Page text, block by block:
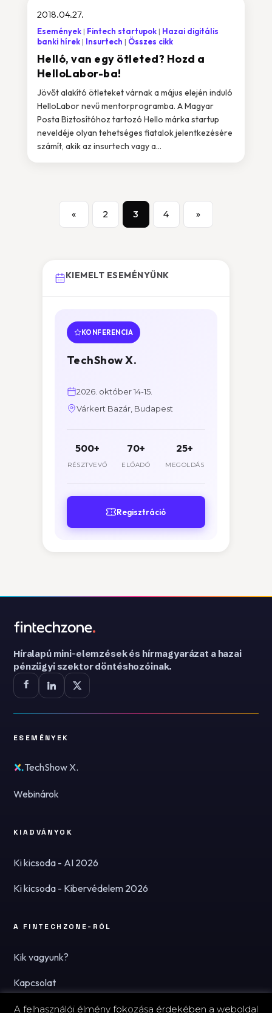
Helló, van egy ötleted? Hozd a
HelloLabor-ba!
2018.04.27.
Események Fintech startupok
Hazai digitális
banki hírek
Insurtech Összes cikk
Jövőt alakító ötleteket várnak a május elején induló
HelloLabor nevű mentorprogramba. A Magyar
Posta Biztosítóhoz tartozó Hello márka startup
neveldéje olyan tehetséges fiatalok jelentkezésére
számít, akik az insurtech vagy a...
« 2 3 4 »
KIEMELT ESEMÉNYÜNK
KONFERENCIA
TechShow X.
2026. október 14-15.
Várkert Bazár, Budapest
500+
RÉSZTVEVŐ
70+
ELŐADÓ
25+
MEGOLDÁS
Regisztráció
Híralapú mini-elemzések és hírmagyarázat a hazai
pénzügyi szektor döntéshozóinak.
ESEMÉNYEK
TechShow X.
Webinárok
KIADVÁNYOK
Ki kicsoda - AI 2026
Ki kicsoda - Kibervédelem 2026
A FINTECHZONE-RÓL
Kik vagyunk?
Kapcsolat
Hírlevél
A felhasználói élmény fokozása érdekében a weboldal